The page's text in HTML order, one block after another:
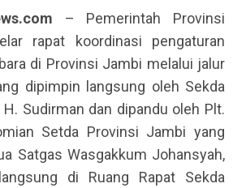
– Pemerintah Provinsi
rapat koordinasi pengaturan
di Provinsi Jambi melalui jalur
dipimpin langsung oleh Sekda
Sudirman dan dipandu oleh Plt.
Setda Provinsi Jambi yang
Satgas Wasgakkum Johansyah,
di Ruang Rapat Sekda